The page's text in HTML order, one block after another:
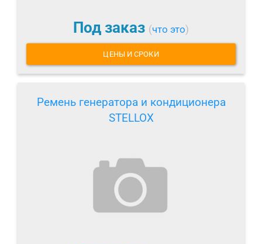
Под заказ (что это)
ЦЕНЫ И СРОКИ
Ремень генератора и кондиционера
STELLOX